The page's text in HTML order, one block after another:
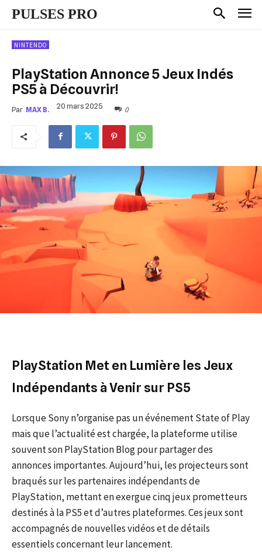
PULSES PRO
NINTENDO
PlayStation Annonce 5 Jeux Indés
PS5 à Découvrir!
Par MAX B. 20 mars 2025 0
PlayStation Met en Lumière les Jeux
Indépendants à Venir sur PS5
Lorsque Sony n’organise pas un événement State of Play
mais que l’actualité est chargée, la plateforme utilise
souvent son PlayStation Blog pour partager des
annonces importantes. Aujourd’hui, les projecteurs sont
braqués sur les partenaires indépendants de
PlayStation, mettant en exergue cinq jeux prometteurs
destinés à la PS5 et d’autres plateformes. Ces jeux sont
accompagnés de nouvelles vidéos et de détails
essentiels concernant leur lancement.